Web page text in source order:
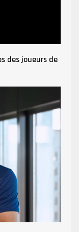
des joueurs de